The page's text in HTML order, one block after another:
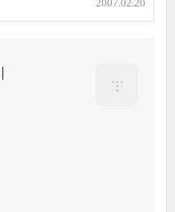
2007.02.20